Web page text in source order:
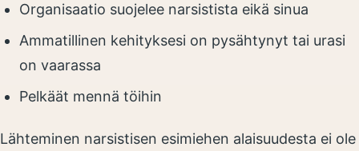
Organisaatio suojelee narsistista eikä sinua
Ammatillinen kehityksesi on pysähtynyt tai urasi
on vaarassa
Pelkäät mennä töihin
Lähteminen narsistisen esimiehen alaisuudesta ei ole